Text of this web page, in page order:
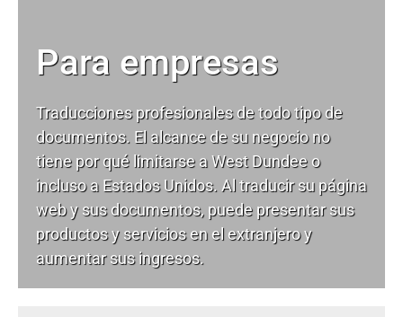
Para empresas
Traducciones profesionales de todo tipo de
documentos. El alcance de su negocio no
tiene por qué limitarse a West Dundee o
incluso a Estados Unidos. Al traducir su página
web y sus documentos, puede presentar sus
productos y servicios en el extranjero y
aumentar sus ingresos.